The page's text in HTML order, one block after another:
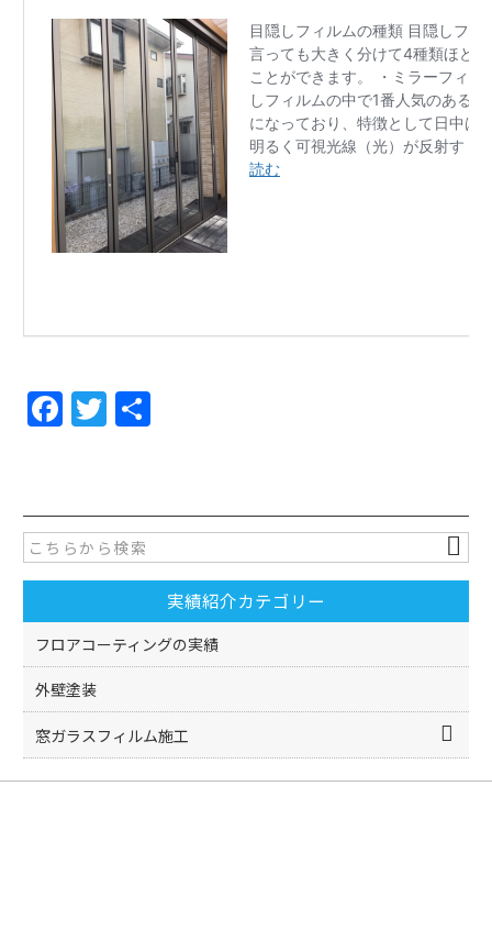
F
a
e
b
o
o
k
T
w
er
実績紹介カテゴリー
フロアコーティングの実績
外壁塗装
窓ガラスフィルム施工